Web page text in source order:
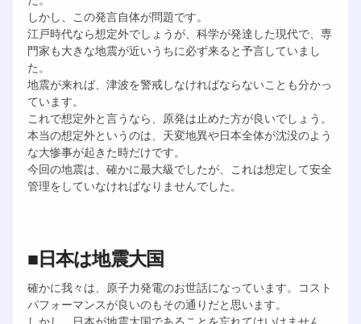
しかし、この発言自体が問題です。
江戸時代なら想定外でしょうが、科学が発達した現代で、専
門家も大きな地震が近いうちに必ず来ると予言していまし
た。
地震が来れば、津波を警戒しなければならないことも分かっ
ています。
これで想定外と言うなら、原発は止めた方が良いでしょう。
本当の想定外というのは、天変地異や日本全体が沈没のよう
な大惨事が起きた時だけです。
今回の地震は、確かに最大級でしたが、これは想定して安全
管理をしていなければなりませんでした。
■日本は地震大国
確かに我々は、原子力発電のお世話になっています。コスト
パフォーマンスが良いのもその通りだと思います。
しかし、日本が地震大国であることを忘れてはいけません。